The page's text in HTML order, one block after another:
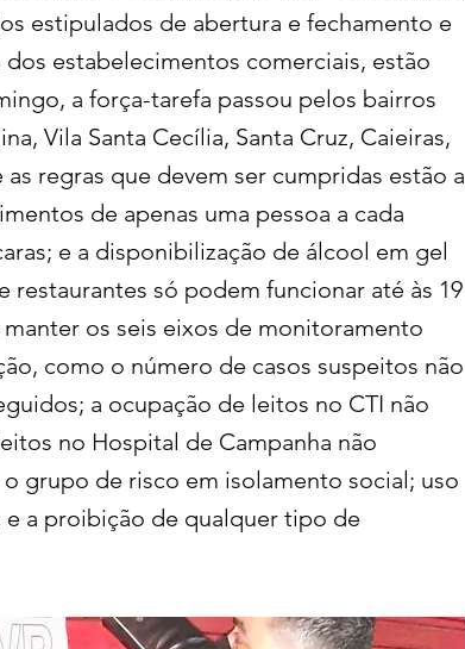
estipulados de abertura e fechamento e
estabelecimentos comerciais, estão
a força-tarefa passou pelos bairros
Vila Santa Cecília, Santa Cruz, Caieiras,
regras que devem ser cumpridas estão a
de apenas uma pessoa a cada
e a disponibilização de álcool em gel
restaurantes só podem funcionar até às 19
os seis eixos de monitoramento
como o número de casos suspeitos não
a ocupação de leitos no CTI não
no Hospital de Campanha não
grupo de risco em isolamento social; uso
a proibição de qualquer tipo de